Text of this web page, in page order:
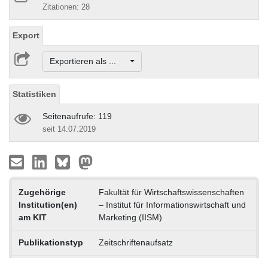
Zitationen: 28
Export
Exportieren als ...
Statistiken
Seitenaufrufe: 119
seit 14.07.2019
Zugehörige
Institution(en)
am KIT
Fakultät für Wirtschaftswissenschaften
– Institut für Informationswirtschaft und
Marketing (IISM)
Publikationstyp Zeitschriftenaufsatz